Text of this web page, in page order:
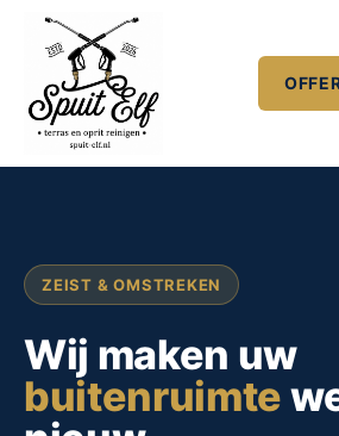
ZEIST & OMSTREKEN
Wij maken uw
buitenruimte